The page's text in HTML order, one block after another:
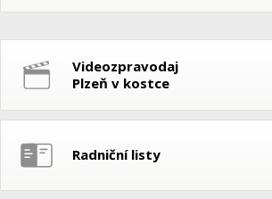
Videozpravodaj
Plzeň v kostce
Radniční listy